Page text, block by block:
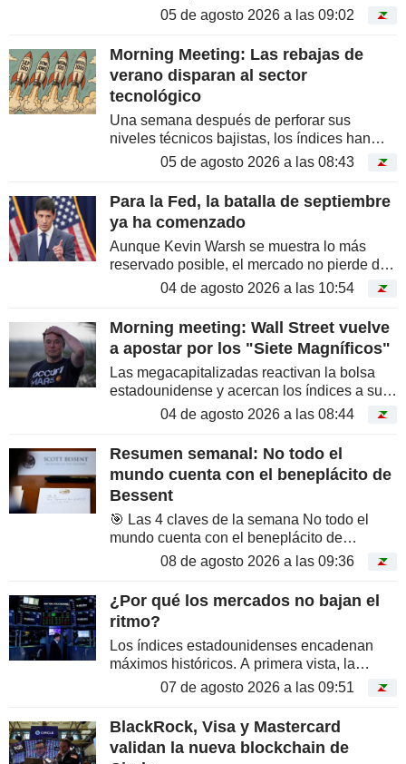
bonos estadounidense
05 de agosto 2026 a las 09:02
Morning Meeting: Las rebajas de
verano disparan al sector
tecnológico
Una semana después de perforar sus
niveles técnicos bajistas, los índices han
rebotado. El Nasdaq recupera cerca de un
10% y el sector de los semiconductores más
de un 16%. El impulso inesperado...
05 de agosto 2026 a las 08:43
Para la Fed, la batalla de septiembre
ya ha comenzado
Aunque Kevin Warsh se muestra lo más
reservado posible, el mercado no pierde de
vista los próximos pasos de la Fed.
04 de agosto 2026 a las 10:54
Morning meeting: Wall Street vuelve
a apostar por los "Siete Magníficos"
Las megacapitalizadas reactivan la bolsa
estadounidense y acercan los índices a sus
máximos. En Europa también se roza
territorio inexplorado. La gran prueba del
apetito por el riesgo llegará esta...
04 de agosto 2026 a las 08:44
Resumen semanal: No todo el
mundo cuenta con el beneplácito de
Bessent
🎯 Las 4 claves de la semana No todo el
mundo cuenta con el beneplácito de
Bessent El pasado sábado, Reuters reveló
una fotografía tomada durante una reunión
en Camp David con Donald Trump. En...
08 de agosto 2026 a las 09:36
¿Por qué los mercados no bajan el
ritmo?
Los índices estadounidenses encadenan
máximos históricos. A primera vista, la
situación podría recordar a esos periodos en
los que los mercados parecen ignorar los
riesgos. Sin embargo, las...
07 de agosto 2026 a las 09:51
BlackRock, Visa y Mastercard
validan la nueva blockchain de